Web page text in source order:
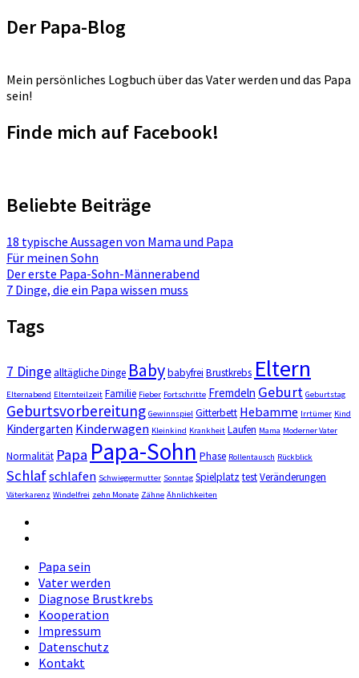
Der Papa-Blog
Mein persönliches Logbuch über das Vater werden und das Papa
sein!
Finde mich auf Facebook!
Beliebte Beiträge
18 typische Aussagen von Mama und Papa
Für meinen Sohn
Der erste Papa-Sohn-Männerabend
7 Dinge, die ein Papa wissen muss
Tags
7 Dinge alltägliche Dinge Babybabyfrei Brustkrebs Eltern
Elternabend Elternteilzeit Familie Fieber Fortschritte Fremdeln Geburt Geburtstag
Geburtsvorbereitung Gewinnspiel Gitterbett Hebamme Irrtümer Kind
Kindergarten Kinderwagen Kleinkind Krankheit Laufen Mama Moderner Vater
Normalität Papa Papa-Sohn Phase Rollentausch Rückblick
Schlafschlafen Schwiegermutter Sonntag SpielplatztestVeränderungen
Väterkarenz Windelfrei zehn Monate Zähne Ähnlichkeiten
Papa sein
Vater werden
Diagnose Brustkrebs
Kooperation
Impressum
Datenschutz
Kontakt